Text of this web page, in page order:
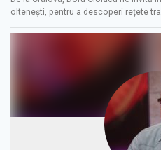
oltenești, pentru a descoperi rețete